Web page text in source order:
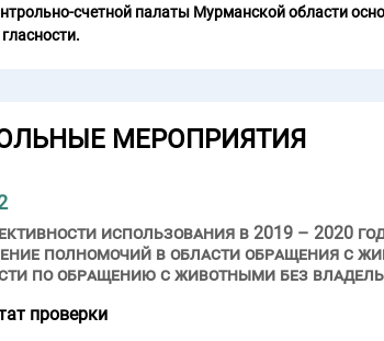
счетной палаты Мурманской области
МЕРОПРИЯТИЯ
использования в 2019 – 2020
полномочий в области обращения с
по обращению с животными без
проверки